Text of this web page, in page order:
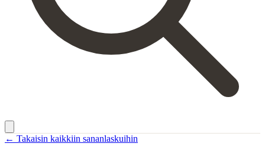
← Takaisin kaikkiin sananlaskuihin